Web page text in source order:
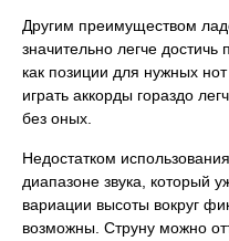
Другим преимуществом
значительно легче достичь
как позиции для нужных
играть аккорды гораздо
без оных.
Недостатком
диапазоне звука, который
вариации высоты вокруг
возможны. Струну можно